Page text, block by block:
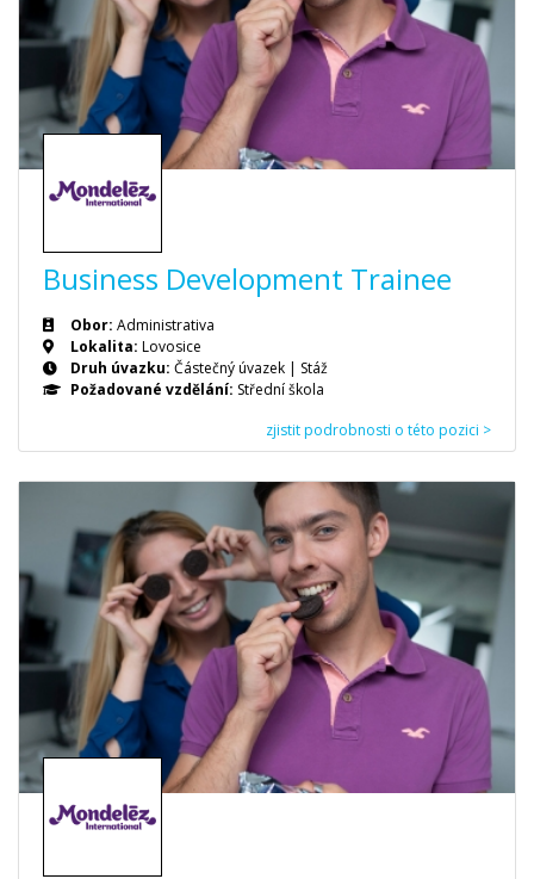
Business Development Trainee
Obor: Administrativa
Lokalita: Lovosice
Druh úvazku: Částečný úvazek | Stáž
Požadované vzdělání: Střední škola
zjistit podrobnosti o této pozici >